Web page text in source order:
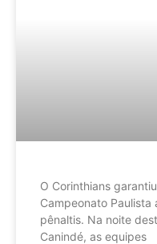
O Corinthians
Campeonato Paulista
pênaltis. Na noite
Canindé, as equipes